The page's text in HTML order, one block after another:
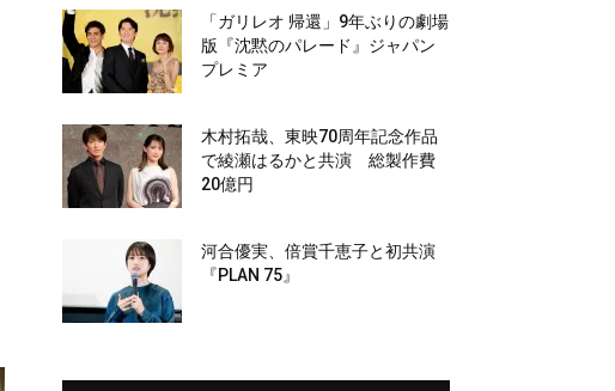
「ガリレオ 帰還」9年ぶりの劇場
版『沈黙のパレード』ジャパン
プレミア
木村拓哉、東映70周年記念作品
で綾瀬はるかと共演 総製作費
20億円
河合優実、倍賞千恵子と初共演
『PLAN 75』